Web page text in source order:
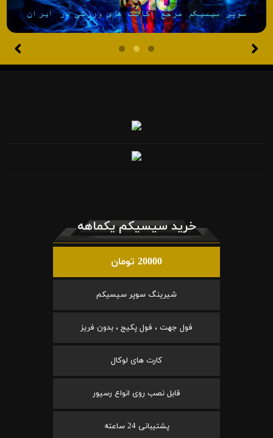
خرید سیسیکم یکماهه
20000 تومان
شیرینگ سوپر سیسیکم
فول جهت ، فول پکیج ، بدون فریز
کارت های لوکال
قابل نصب روی انواع رسیور
پشتیبانی 24 ساعته